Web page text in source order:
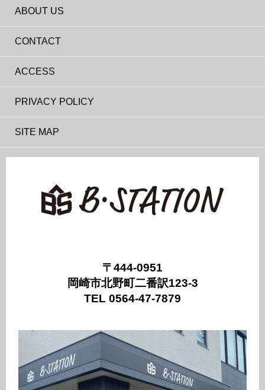
ABOUT US
CONTACT
ACCESS
PRIVACY POLICY
SITE MAP
〒444-0951
岡崎市北野町二番訳123-3
TEL 0564-47-7879